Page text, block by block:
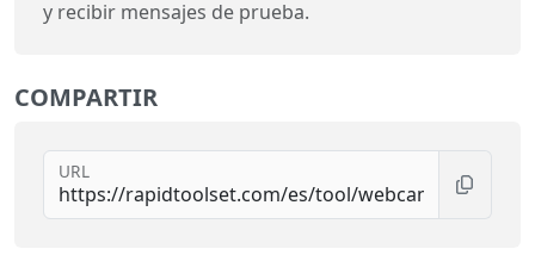
y recibir mensajes de prueba.
COMPARTIR
URL